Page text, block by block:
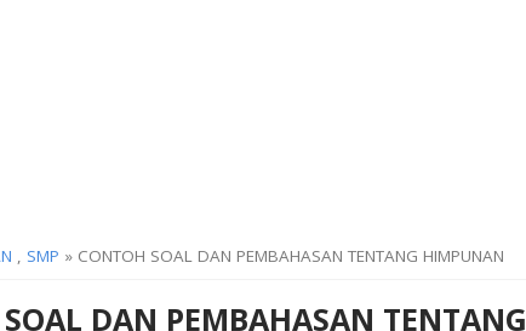
SMP » CONTOH SOAL DAN PEMBAHASAN TENTANG HIMPUNAN
DAN PEMBAHASAN TENTANG